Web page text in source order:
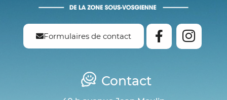
Formulaires de contact
Contact